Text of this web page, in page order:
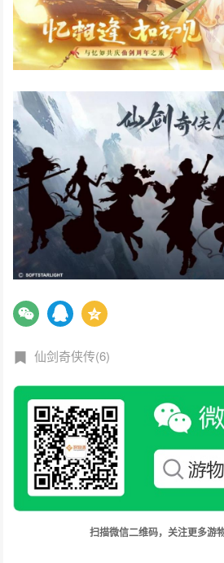
仙剑奇侠传(6)
扫描微信二维码，关注更多游